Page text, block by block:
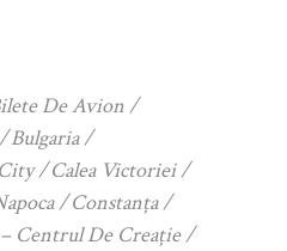
De Avion
Bulgaria
Calea Victoriei
Constanța
Centrul De Creație